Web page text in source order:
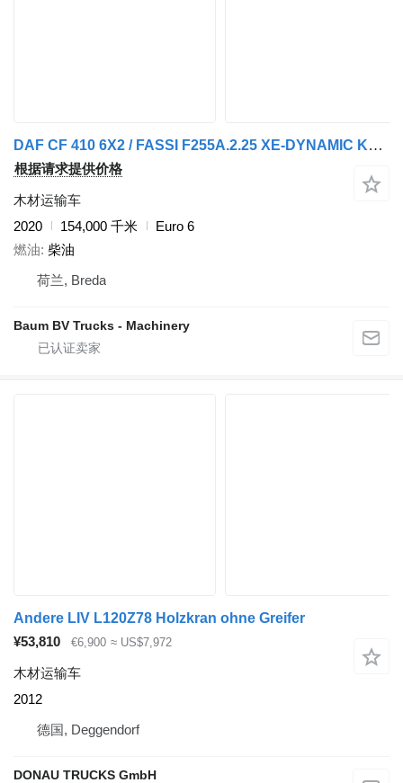
DAF CF 410 6X2 / FASSI F255A.2.25 XE-DYNAMIC KRAAN / 25,5 TM KRAAN /
根据请求提供价格
木材运输车
2020
154,000 千米
Euro 6
燃油 柴油
荷兰, Breda
Baum BV Trucks - Machinery
Andere LIV L120Z78 Holzkran ohne Greifer
¥53,810
€6,900 ≈ US$7,972
木材运输车
2012
德国, Deggendorf
DONAU TRUCKS GmbH